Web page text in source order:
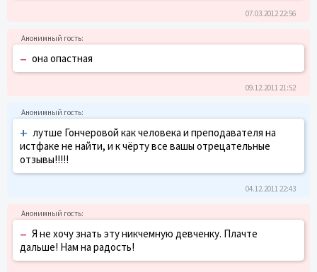
07.03.2012 22:56
– она опастная
09.12.2011 21:52
+ лутше Гончеровой как человека и преподавателя на
истфаке не найти, и к чёрту все вашы отрецательные
отзывы!!!!!
04.12.2011 22:43
– Я не хочу знать эту никчемную девченку. Плачте
дальше! Нам на радость!